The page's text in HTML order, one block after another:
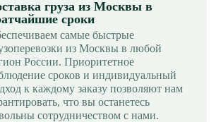
груза из Москвы в
сроки
самые быстрые
из Москвы в любой
России. Приоритетное
сроков и индивидуальный
к каждому заказу позволяют нам
что вы останетесь
сотрудничеством с нами.